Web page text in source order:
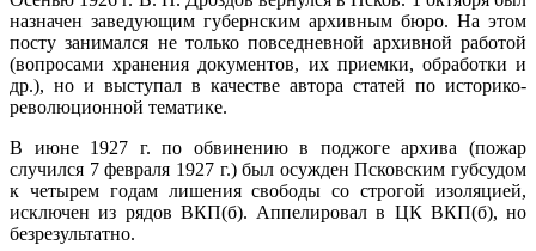
назначен заведующим губернским архивным бюро. На этом
посту занимался не только повседневной архивной работой
(вопросами хранения документов, их приемки, обработки и
др.), но и выступал в качестве автора статей по историко-
революционной тематике.
В июне 1927 г. по обвинению в поджоге архива (пожар
случился 7 февраля 1927 г.) был осужден Псковским губсудом
к четырем годам лишения свободы со строгой изоляцией,
исключен из рядов ВКП(б). Аппелировал в ЦК ВКП(б), но
безрезультатно.